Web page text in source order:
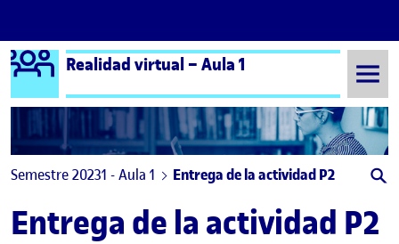
Saltar al contenido
Logo Ágora
Realidad virtual – Aula 1
Semestre 20231 - Aula 1 Entrega de la actividad P2
Entrega de la actividad P2